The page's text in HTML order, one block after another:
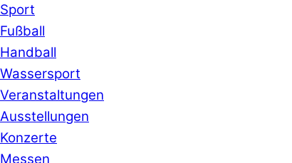
Sport
Fußball
Handball
Wassersport
Veranstaltungen
Ausstellungen
Konzerte
Messen